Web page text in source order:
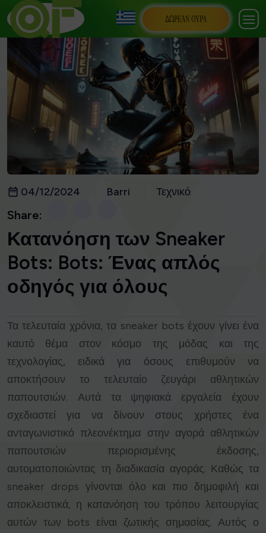
ΔΩΡΕΆΝ ΟΥΡΆ
04/12/2024 Barri Τεχνικό
Share:
Κατανόηση των Sneaker
Bots: Bots: Ένας απλός
οδηγός για όλους
Τα τελευταία χρόνια, τα sneaker bots έχουν γίνει ένα
καυτό θέμα στον κόσμο της μόδας και της
τεχνολογίας, ειδικά για όσους επιθυμούν να
αποκτήσουν το τελευταίο ζευγάρι αθλητικών
παπουτσιών. Αυτά τα ψηφιακά εργαλεία έχουν
σχεδιαστεί για να δίνουν στους χρήστες ένα
ανταγωνιστικό πλεονέκτημα στην αγορά αθλητικών
παπουτσιών περιορισμένης έκδοσης,
αυτοματοποιώντας τη διαδικασία αγοράς. Καθώς τα
sneaker drops γίνονται όλο και πιο δημοφιλή και
αποκλειστικά, η κατανόηση του τρόπου λειτουργίας
αυτών των bots είναι ζωτικής σημασίας. Αυτός ο